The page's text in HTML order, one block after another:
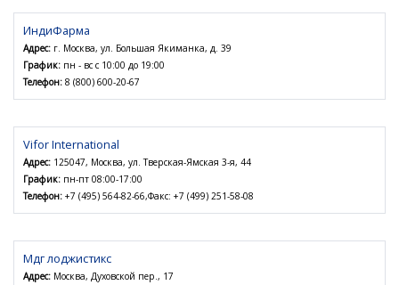
ИндиФарма
Адрес: г. Москва, ул. Большая Якиманка, д. 39
График: пн - вс с 10:00 до 19:00
Телефон: 8 (800) 600-20-67
Vifor International
Адрес: 125047, Москва, ул. Тверская-Ямская 3-я, 44
График: пн-пт 08:00-17:00
Телефон: +7 (495) 564-82-66,Факс: +7 (499) 251-58-08
Мдг лоджистикс
Адрес: Москва, Духовской пер., 17